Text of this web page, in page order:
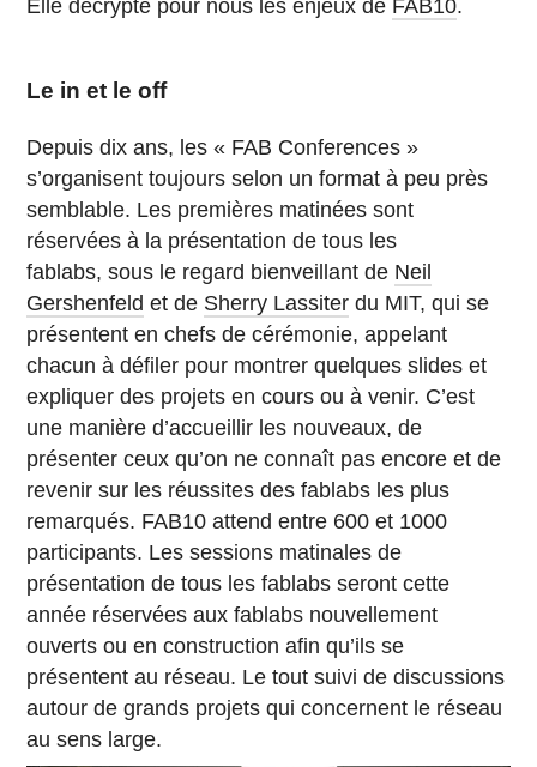
Elle décrypte pour nous les enjeux de FAB10.
Le in et le off
Depuis dix ans, les « FAB Conferences »
s’organisent toujours selon un format à peu près
semblable. Les premières matinées sont
réservées à la présentation de tous les
fablabs, sous le regard bienveillant de Neil
Gershenfeld et de Sherry Lassiter du MIT, qui se
présentent en chefs de cérémonie, appelant
chacun à défiler pour montrer quelques slides et
expliquer des projets en cours ou à venir. C’est
une manière d’accueillir les nouveaux, de
présenter ceux qu’on ne connaît pas encore et de
revenir sur les réussites des fablabs les plus
remarqués. FAB10 attend entre 600 et 1000
participants. Les sessions matinales de
présentation de tous les fablabs seront cette
année réservées aux fablabs nouvellement
ouverts ou en construction afin qu’ils se
présentent au réseau. Le tout suivi de discussions
autour de grands projets qui concernent le réseau
au sens large.